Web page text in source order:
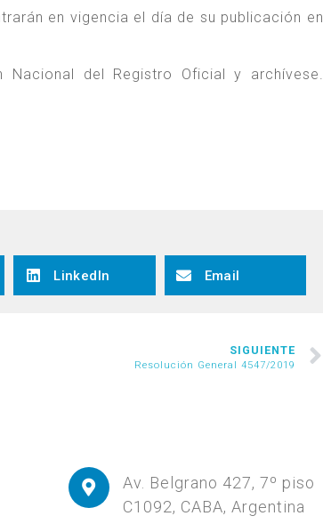
en vigencia el día de su publicación en
Nacional del Registro Oficial y archívese.
LinkedIn Email
SIGUIENTE
Resolución General 4547/2019
Av. Belgrano 427, 7º piso
C1092, CABA, Argentina